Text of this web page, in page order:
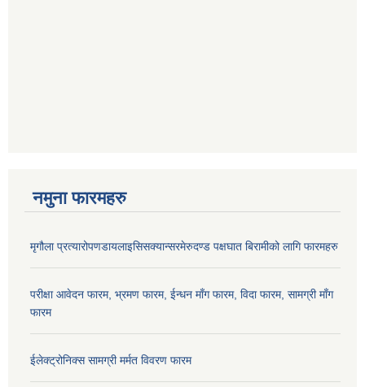
नमुना फारमहरु
मृगौला प्रत्यारोपणडायलाइसिसक्यान्सरमेरुदण्ड पक्षघात बिरामीको लागि फारमहरु
परीक्षा आवेदन फारम, भ्रमण फारम, ईन्धन माँग फारम, विदा फारम, सामग्री माँग
फारम
ईलेक्ट्रोनिक्स सामग्री मर्मत विवरण फारम